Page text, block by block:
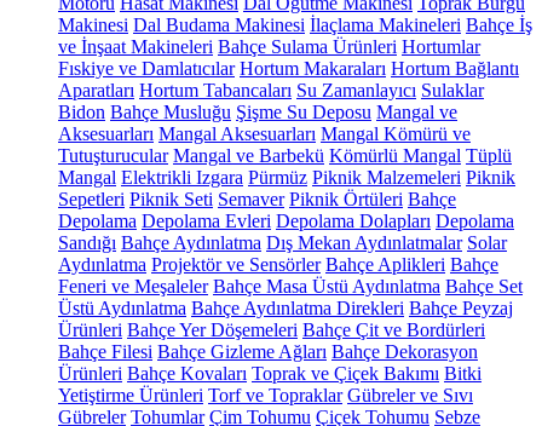
Makinesi Dal Budama Makinesi İlaçlama Makineleri Bahçe İş
ve İnşaat Makineleri Bahçe Sulama Ürünleri Hortumlar
Fıskiye ve Damlatıcılar Hortum Makaraları Hortum Bağlantı
Aparatları Hortum Tabancaları Su Zamanlayıcı Sulaklar
Bidon Bahçe Musluğu Şişme Su Deposu Mangal ve
Aksesuarları Mangal Aksesuarları Mangal Kömürü ve
Tutuşturucular Mangal ve Barbekü Kömürlü Mangal Tüplü
Mangal Elektrikli Izgara Pürmüz Piknik Malzemeleri Piknik
Sepetleri Piknik Seti Semaver Piknik Örtüleri Bahçe
Depolama Depolama Evleri Depolama Dolapları Depolama
Sandığı Bahçe Aydınlatma Dış Mekan Aydınlatmalar Solar
Aydınlatma Projektör ve Sensörler Bahçe Aplikleri Bahçe
Feneri ve Meşaleler Bahçe Masa Üstü Aydınlatma Bahçe Set
Üstü Aydınlatma Bahçe Aydınlatma Direkleri Bahçe Peyzaj
Ürünleri Bahçe Yer Döşemeleri Bahçe Çit ve Bordürleri
Bahçe Filesi Bahçe Gizleme Ağları Bahçe Dekorasyon
Ürünleri Bahçe Kovaları Toprak ve Çiçek Bakımı Bitki
Yetiştirme Ürünleri Torf ve Topraklar Gübreler ve Sıvı
Gübreler Tohumlar Çim Tohumu Çiçek Tohumu Sebze